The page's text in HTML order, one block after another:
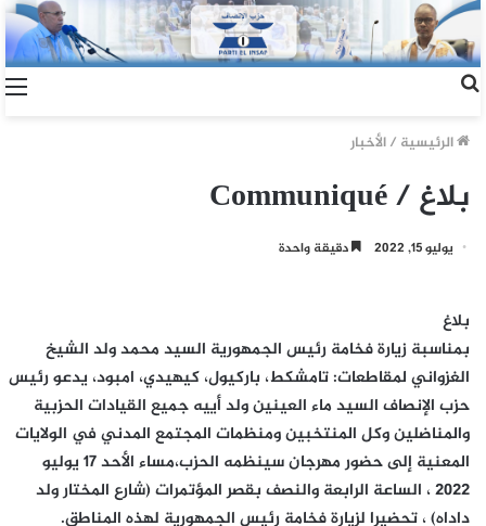
الرئيسية /الأخبار
بلاغ / Communiqué
يوليو 15, 2022 دقيقة واحدة
بلاغ
بمناسبة زيارة فخامة رئيس الجمهورية السيد محمد ولد الشيخ
الغزواني لمقاطعات: تامشكط، باركيول، كيهيدي، امبود، يدعو رئيس
حزب الإنصاف السيد ماء العينين ولد أييه جميع القيادات الحزبية
والمناضلين وكل المنتخبين ومنظمات المجتمع المدني في الولايات
المعنية إلى حضور مهرجان سينظمه الحزب،مساء الأحد 17 يوليو
2022 ، الساعة الرابعة والنصف بقصر المؤتمرات (شارع المختار ولد
داداه) ، تحضيرا لزيارة فخامة رئيس الجمهورية لهذه المناطق.